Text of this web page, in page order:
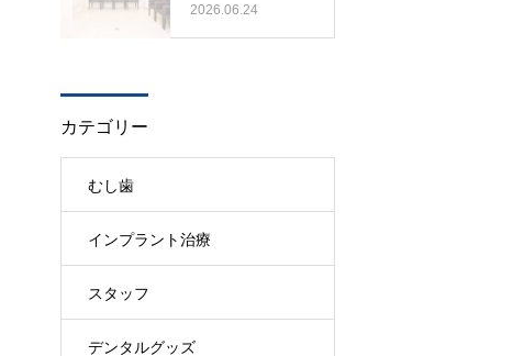
2026.06.24
カテゴリー
むし歯
インプラント治療
スタッフ
デンタルグッズ